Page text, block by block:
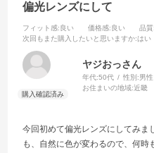
偏光レンズにして
フィット感:良い 価格感:良い 品質
次回もまた購入したいと思いますか:はい
ヤジおっさん
年代:50代 性別:男性
お住まいの地域:近畿
今回初めて偏光レンズにしてみま
も、自然に色が変わるので、何時